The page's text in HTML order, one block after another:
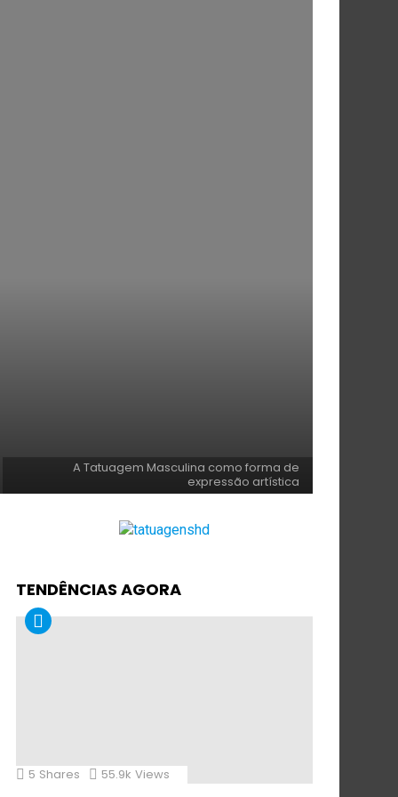
A Tatuagem Masculina como forma de
expressão artística
TENDÊNCIAS AGORA
5 Shares 55.9k Views